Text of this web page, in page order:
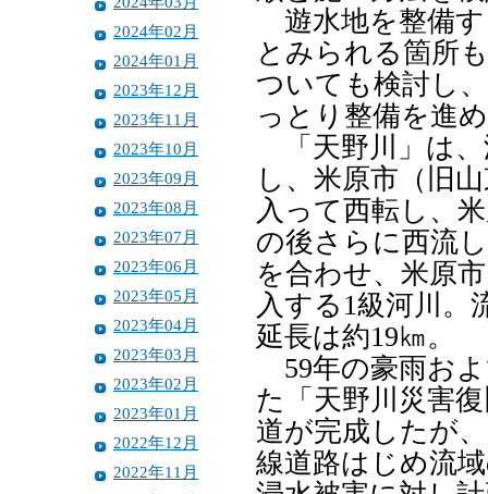
2024年02月
2024年01月
2023年12月
2023年11月
2023年10月
2023年09月
2023年08月
2023年07月
2023年06月
2023年05月
2023年04月
2023年03月
2023年02月
2023年01月
2022年12月
2022年11月
遊水地を整備す
とみられる箇所
ついても検討し
っとり整備を進
「天野川」は、
し、米原市（旧
入って西転し、
の後さらに西流
を合わせ、米原
入する1級河川。
延長は約19㎞。
59年の豪雨お
た「天野川災害
道が完成したが
線道路はじめ流